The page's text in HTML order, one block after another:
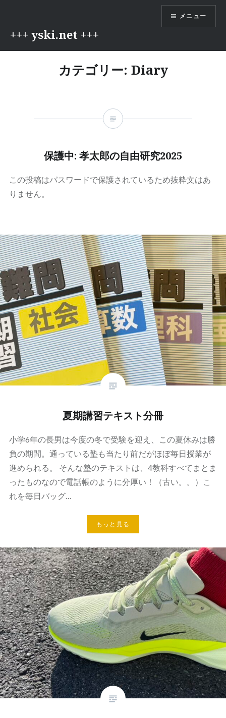
+++ yski.net +++
メニュー
カテゴリー: Diary
保護中: 孝太郎の自由研究2025
この投稿はパスワードで保護されているため抜粋文はあ
りません。
夏期講習テキスト分冊
小学6年の長男は今度の冬で受験を迎え、この夏休みは勝
負の期間。通っている塾も当たり前だがほぼ毎日授業が
進められる。 そんな塾のテキストは、4教科すべてまとま
ったものなので電話帳のように分厚い！（古い。。）こ
れを毎日バッグ…
もっと見る